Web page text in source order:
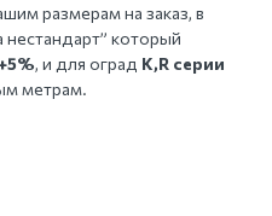
размерам на заказ, в
нестандарт” который
, и для оград К,R серии
метрам.